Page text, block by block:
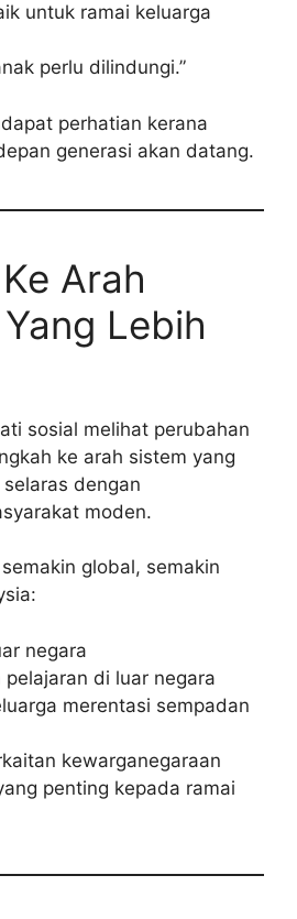
untuk ramai keluarga
perlu dilindungi.”
perhatian kerana
generasi akan datang.
Arah
Lebih
sosial melihat perubahan
ke arah sistem yang
dengan
moden.
global, semakin
negara
pelajaran di luar negara
merentasi sempadan
kewarganegaraan
penting kepada ramai